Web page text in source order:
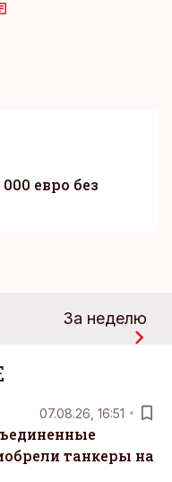
евро без
За неделю
07.08.26, 16:51
танкеры на